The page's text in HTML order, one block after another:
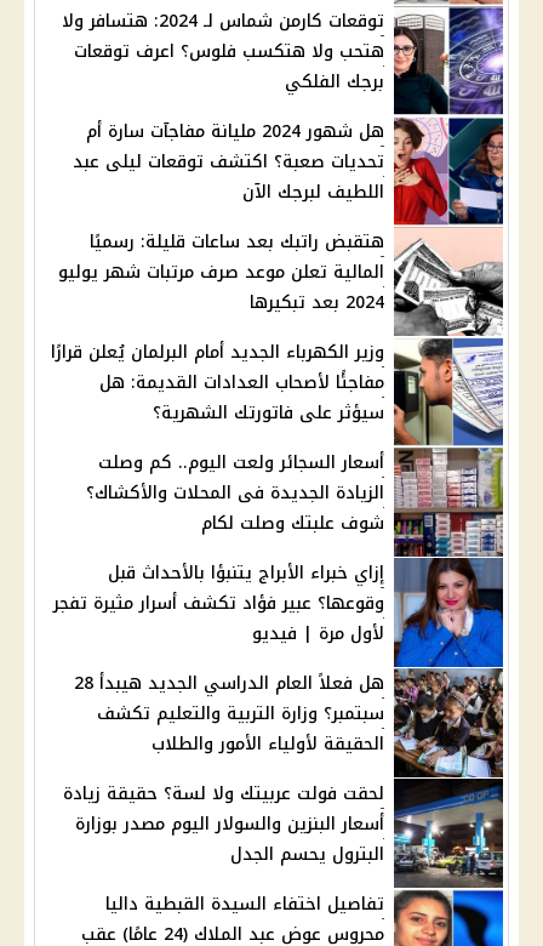
توقعات كارمن شماس لـ 2024: هتسافر ولا
هتحب ولا هتكسب فلوس؟ اعرف توقعات
برجك الفلكي
هل شهور 2024 مليانة مفاجآت سارة أم
تحديات صعبة؟ اكتشف توقعات ليلى عبد
اللطيف لبرجك الآن
هتقبض راتبك بعد ساعات قليلة: رسميًا
المالية تعلن موعد صرف مرتبات شهر يوليو
2024 بعد تبكيرها
وزير الكهرباء الجديد أمام البرلمان يُعلن قرارًا
مفاجئًا لأصحاب العدادات القديمة: هل
سيؤثر على فاتورتك الشهرية؟
أسعار السجائر ولعت اليوم.. كم وصلت
الزيادة الجديدة فى المحلات والأكشاك؟
شوف علبتك وصلت لكام
إزاي خبراء الأبراج يتنبؤا بالأحداث قبل
وقوعها؟ عبير فؤاد تكشف أسرار مثيرة تفجر
لأول مرة | فيديو
هل فعلاً العام الدراسي الجديد هيبدأ 28
سبتمبر؟ وزارة التربية والتعليم تكشف
الحقيقة لأولياء الأمور والطلاب
لحقت فولت عربيتك ولا لسة؟ حقيقة زيادة
أسعار البنزين والسولار اليوم مصدر بوزارة
البترول يحسم الجدل
تفاصيل اختفاء السيدة القبطية داليا
محروس عوض عبد الملاك (24 عامًا) عقب